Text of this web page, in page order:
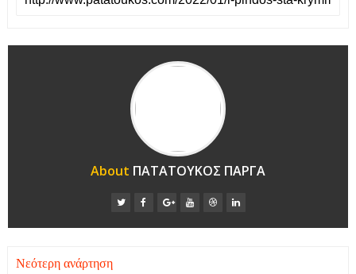
About ΠΑΤΑΤΟΥΚΟΣ ΠΑΡΓΑ
Νεότερη ανάρτηση